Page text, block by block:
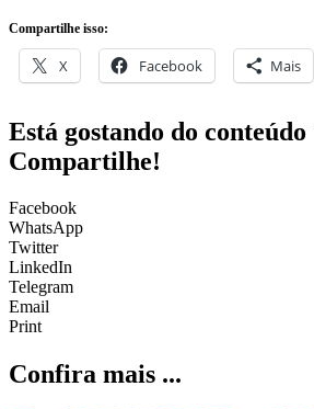
X
Está gostando do conteúdo ?
Compartilhe!
Facebook
Twitter
LinkedIn
Telegram
Email
Print
Confira mais ...
20 de janeiro de 2026